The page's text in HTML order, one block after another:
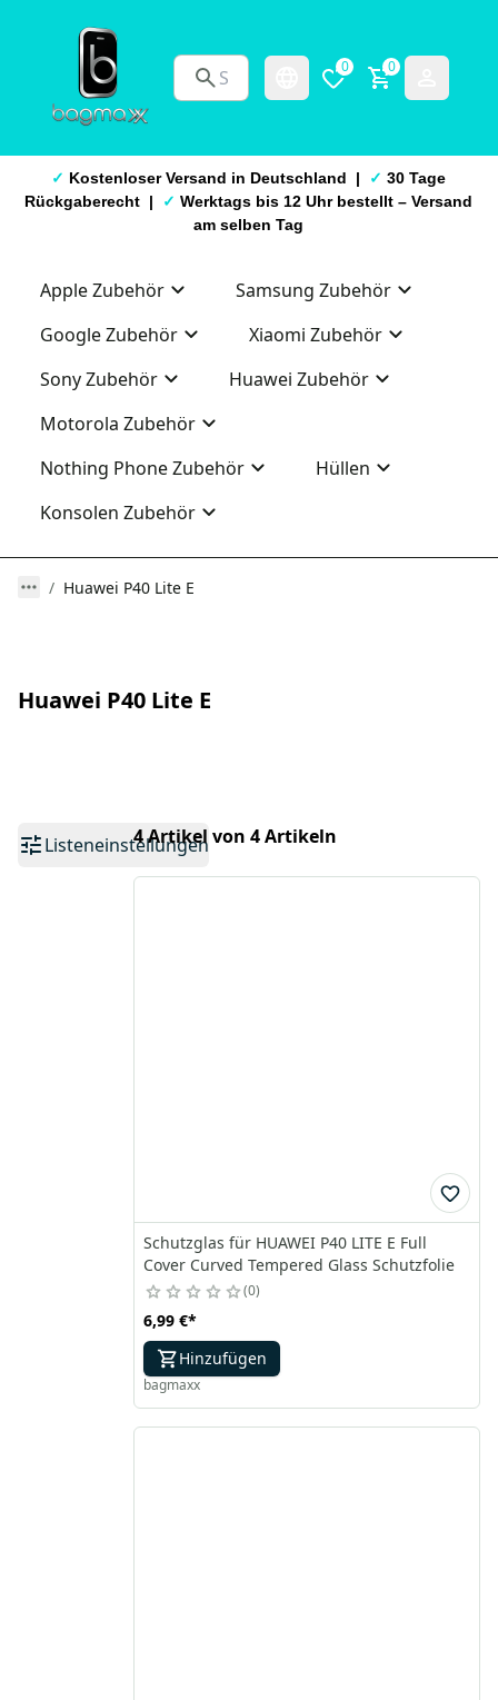
0 0
✓ Kostenloser Versand in Deutschland | ✓ 30 Tage
Rückgaberecht | ✓ Werktags bis 12 Uhr bestellt – Versand
am selben Tag
Apple Zubehör
Samsung Zubehör
Google Zubehör
Xiaomi Zubehör
Sony Zubehör
Huawei Zubehör
Motorola Zubehör
Nothing Phone Zubehör
Hüllen
Konsolen Zubehör
Huawei P40 Lite E
Huawei P40 Lite E
Listeneinstellungen4 Artikel von 4 Artikeln
Schutzglas für HUAWEI P40 LITE E Full
Cover Curved Tempered Glass Schutzfolie
0
6,99 €*
Hinzufügen
bagmaxx